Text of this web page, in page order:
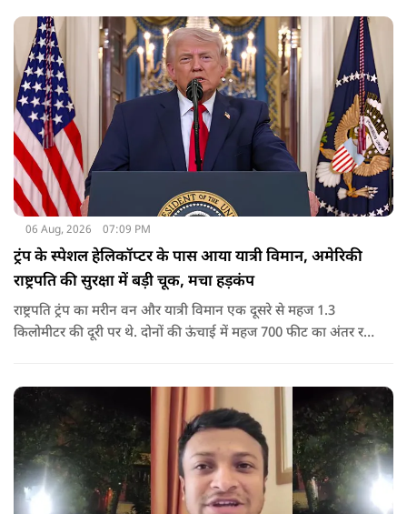
06 Aug, 2026 07:09 PM
ट्रंप के स्पेशल हेलिकॉप्टर के पास आया यात्री विमान, अमेरिकी
राष्ट्रपति की सुरक्षा में बड़ी चूक, मचा हड़कंप
राष्ट्रपति ट्रंप का मरीन वन और यात्री विमान एक दूसरे से महज 1.3
किलोमीटर की दूरी पर थे. दोनों की ऊंचाई में महज 700 फीट का अंतर रह